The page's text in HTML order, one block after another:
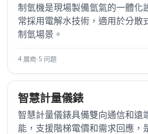
制氫機是現場製備氫氣的一體化
常採用電解水技術，適用於分散
制氫場景。
4 展商·5 问题
智慧計量儀錶
智慧計量儀錶具備雙向通信和遠
能，支援階梯電價和需求回應，